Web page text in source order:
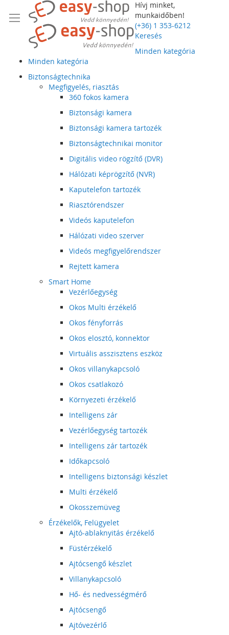
Hívj minket,
munkaidőben!
(+36) 1 353-6212
Keresés
Minden kategória
Minden kategória
Biztonságtechnika
Megfigyelés, riasztás
360 fokos kamera
Biztonsági kamera
Biztonsági kamera tartozék
Biztonságtechnikai monitor
Digitális video rögzítő (DVR)
Hálózati képrögzítő (NVR)
Kaputelefon tartozék
Riasztórendszer
Videós kaputelefon
Hálózati video szerver
Videós megfigyelőrendszer
Rejtett kamera
Smart Home
Vezérlőegység
Okos Multi érzékelő
Okos fényforrás
Okos elosztó, konnektor
Virtuális asszisztens eszköz
Okos villanykapcsoló
Okos csatlakozó
Környezeti érzékelő
Intelligens zár
Vezérlőegység tartozék
Intelligens zár tartozék
Időkapcsoló
Intelligens biztonsági készlet
Multi érzékelő
Okosszemüveg
Érzékelők, Felügyelet
Ajtó-ablaknyitás érzékelő
Füstérzékelő
Ajtócsengő készlet
Villanykapcsoló
Hő- és nedvességmérő
Ajtócsengő
Ajtóvezérlő